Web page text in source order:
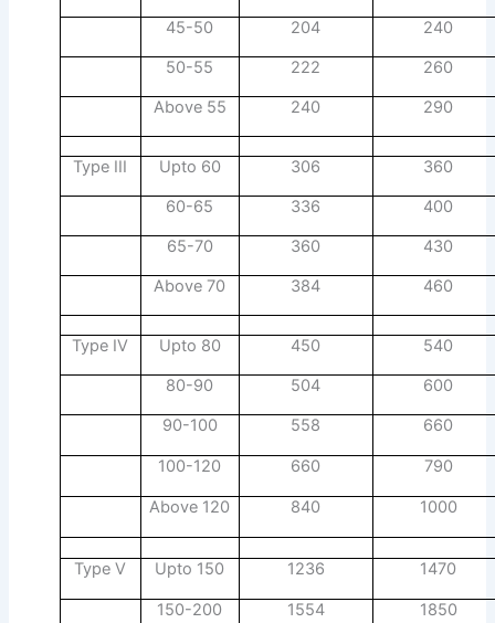
45-50
204
240
50-55
222
260
Above 55
240 290
Type III Upto 60 306
360
60-65
336
400
65-70
360
430
Above 70
384 460
Type IV Upto 80 450
540
80-90
504
600
90-100
558 660
100-120 660 790
Above 120 840 1000
Type V Upto 150 1236 1470
150-200 1554 1850